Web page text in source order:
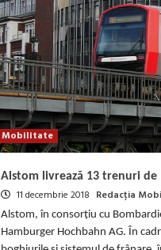
Mobilitate
Alstom livrează 13 trenuri
11 decembrie 2018 Redacția
Alstom, în consorțiu cu
Hamburger Hochbahn AG. În